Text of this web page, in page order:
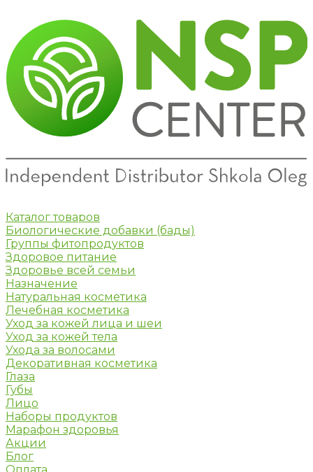
Каталог товаров
Биологические добавки (бады)
Группы фитопродуктов
Здоровое питание
Здоровье всей семьи
Назначение
Натуральная косметика
Лечебная косметика
Уход за кожей лица и шеи
Уход за кожей тела
Ухода за волосами
Декоративная косметика
Глаза
Губы
Лицо
Наборы продуктов
Марафон здоровья
Акции
Блог